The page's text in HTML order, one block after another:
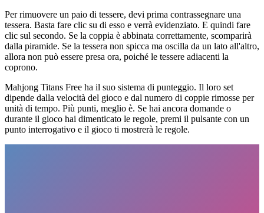
Per rimuovere un paio di tessere, devi prima contrassegnare una
tessera. Basta fare clic su di esso e verrà evidenziato. E quindi fare
clic sul secondo. Se la coppia è abbinata correttamente, scomparirà
dalla piramide. Se la tessera non spicca ma oscilla da un lato all'altro,
allora non può essere presa ora, poiché le tessere adiacenti la
coprono.
Mahjong Titans Free ha il suo sistema di punteggio. Il loro set
dipende dalla velocità del gioco e dal numero di coppie rimosse per
unità di tempo. Più punti, meglio è. Se hai ancora domande o
durante il gioco hai dimenticato le regole, premi il pulsante con un
punto interrogativo e il gioco ti mostrerà le regole.